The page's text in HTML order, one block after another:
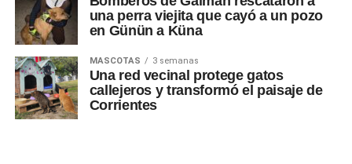
una perra viejita que cayó a un pozo
en Günün a Küna
MASCOTAS 3 semanas
Una red vecinal protege gatos
callejeros y transformó el paisaje de
Corrientes